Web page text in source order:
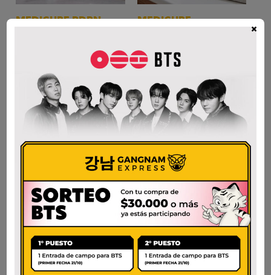
MEDICUBE PDRN
66.000
AÑADIR AL CARRITO
MEDICUBE
WRAPPING MASK
75ml
$ 75.000
AÑADIR AL CARRITO
×